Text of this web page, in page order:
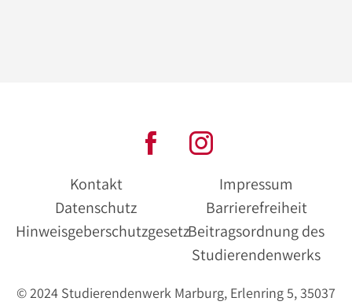
Kontakt
Impressum
Datenschutz
Barrierefreiheit
HinweisgeberschutzgesetzBeitragsordnung des
Studierendenwerks
© 2024 Studierendenwerk Marburg, Erlenring 5, 35037